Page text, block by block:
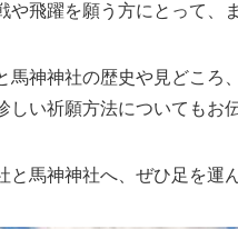
や飛躍を願う方にとって、
馬神神社の歴史や見どころ
しい祈願方法についてもお
と馬神神社へ、ぜひ足を運